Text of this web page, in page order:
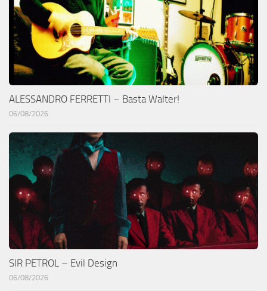
ALESSANDRO FERRETTI – Basta Walter!
06/08/2026
SIR PETROL – Evil Design
06/08/2026